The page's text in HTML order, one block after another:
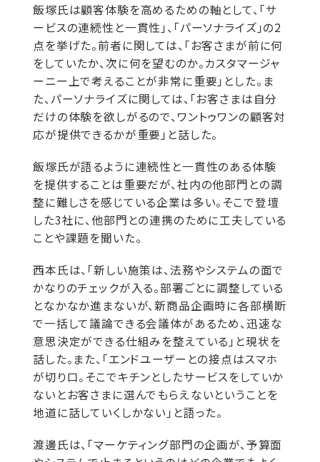
飯塚氏は顧客体験を高めるための軸として、「サ
ービスの連続性と一貫性」、「パーソナライズ」の2
点を挙げた。前者に関しては、「お客さまが前に何
をしていたか、次に何を望むのか。カスタマージャ
ーニー上で考えることが非常に重要」とした。ま
た、パーソナライズに関しては、「お客さまは自分
だけの体験を欲しがるので、ワントゥワンの顧客対
応が提供できるかが重要」と話した。
飯塚氏が語るように連続性と一貫性のある体験
を提供することは重要だが、社内の他部門との調
整に難しさを感じている企業は多い。そこで登壇
した3社に、他部門との連携のために工夫している
ことや課題を聞いた。
西本氏は、「新しい施策は、法務やシステムの面で
かなりのチェックが入る。部署ごとに調整している
となかなか進まないが、新商品企画時に各部横断
で一括して議論できる会議体があるため、迅速な
意思決定ができる仕組みを整えている」と現状を
話した。また、「エンドユーザーとの接点はスマホ
が切り口。そこでキチンとしたサービスをしていか
ないとお客さまに選んでもらえないということを
地道に話していくしかない」と語った。
渡邊氏は、「マーケティング部門の企画が、予算面